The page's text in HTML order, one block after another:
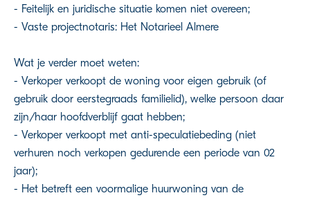
- Feitelijk en juridische situatie komen niet overeen;
- Vaste projectnotaris: Het Notarieel Almere
Wat je verder moet weten:
- Verkoper verkoopt de woning voor eigen gebruik (of
gebruik door eerstegraads familielid), welke persoon daar
zijn/haar hoofdverblijf gaat hebben;
- Verkoper verkoopt met anti-speculatiebeding (niet
verhuren noch verkopen gedurende een periode van 02
jaar);
- Het betreft een voormalige huurwoning van de